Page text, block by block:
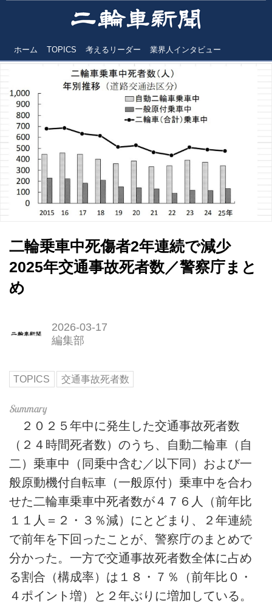
ホーム TOPICS 考えるリーダー 業界人インタビュー
二輪乗車中死傷者2年連続で減少
2025年交通事故死者数／警察庁まと
め
2026-03-17
編集部
TOPICS 交通事故死者数
２０２５年中に発生した交通事故死者数
（２４時間死者数）のうち、自動二輪車（自
二）乗車中（同乗中含む／以下同）および一
般原動機付自転車（一般原付）乗車中を合わ
せた二輪車乗車中死者数が４７６人（前年比
１１人＝２・３％減）にとどまり、２年連続
で前年を下回ったことが、警察庁のまとめで
分かった。一方で交通事故死者数全体に占め
る割合（構成率）は１８・７％（前年比０・
４ポイント増）と２年ぶりに増加している。